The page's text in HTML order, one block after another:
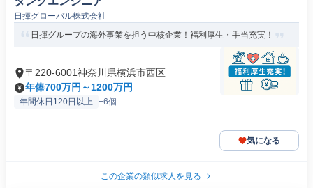
日揮グローバル株式会社
日揮グループの海外事業を担う中核企業！福利厚生・手当充実！
〒220-6001神奈川県横浜市西区
年俸700万円～1200万円
年間休日120日以上 +6個
気になる
この企業の類似求人を見る